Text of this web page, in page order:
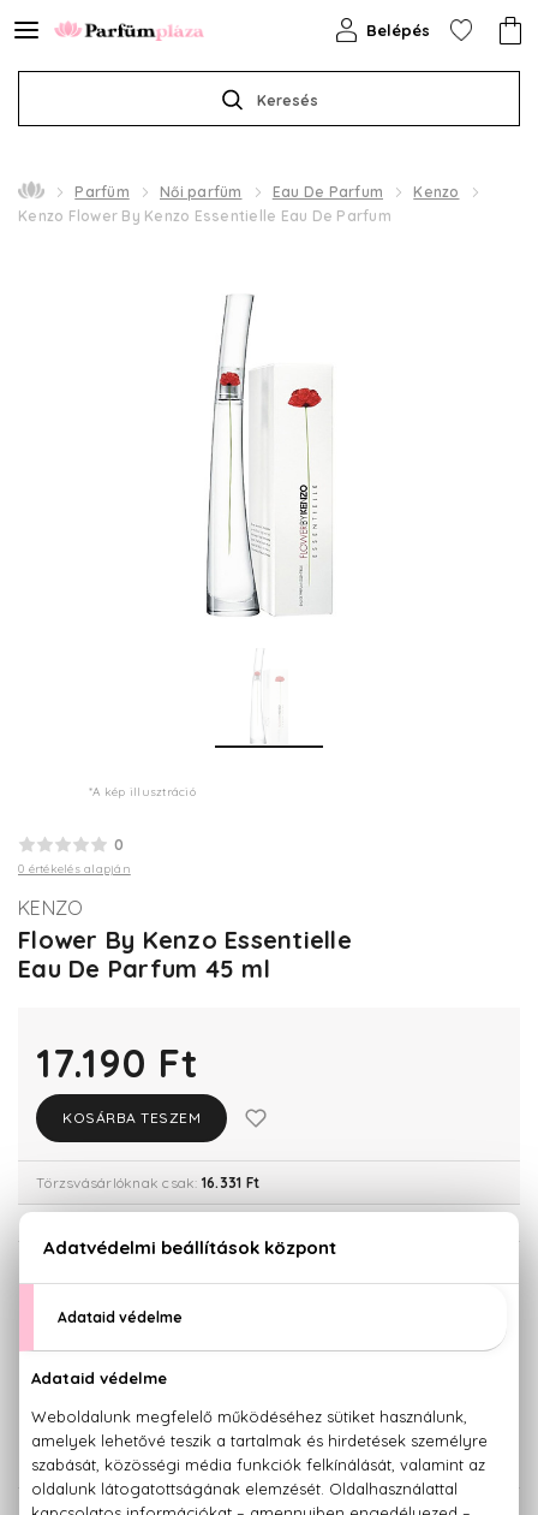
Keresés
Belépés
Parfüm Női parfüm Eau De Parfum
Kenzo
Kenzo Flower By Kenzo Essentielle Eau De Parfum
*A kép illusztráció
0
0 értékelés alapján
KENZO
Flower By Kenzo Essentielle
Eau De Parfum 45 ml
17.190 Ft
KOSÁRBA TESZEM
Törzsvásárlóknak csak: 16.331 Ft
KISZERELÉS KIVÁLASZTÁSA
25 ml
14.990 Ft
45 ml
20.460 Ft
KAPCSOLÓDÓ TERMÉKEK